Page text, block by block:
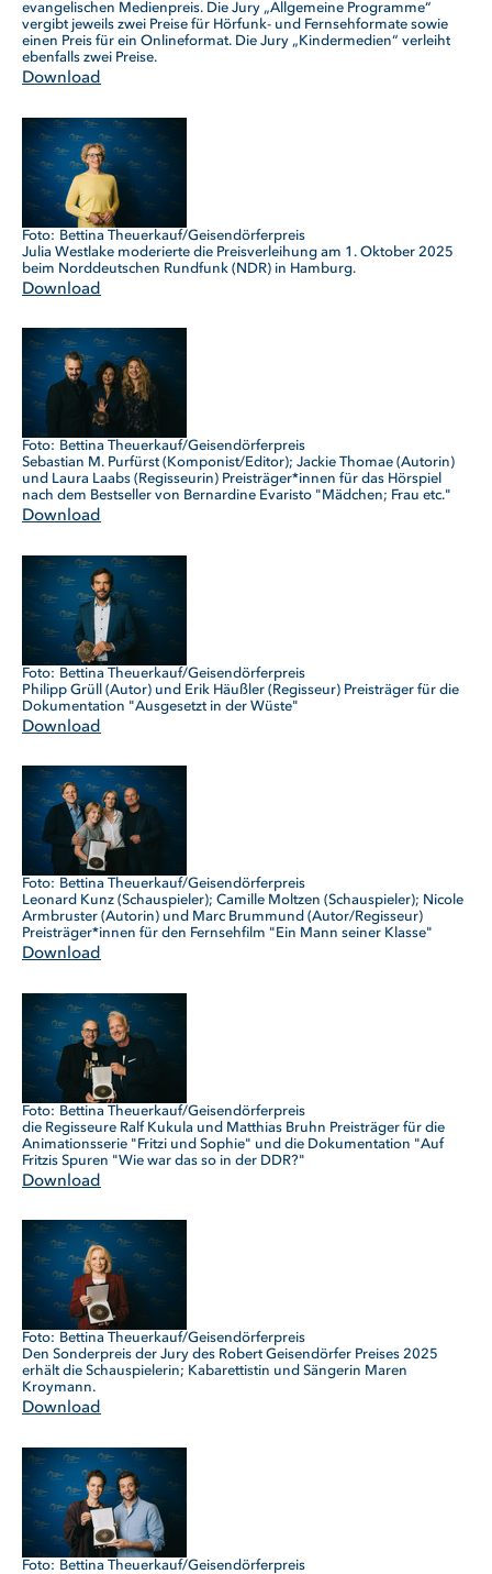
evangelischen Medienpreis. Die Jury „Allgemeine Programme“
vergibt jeweils zwei Preise für Hörfunk- und Fernsehformate sowie
einen Preis für ein Onlineformat. Die Jury „Kindermedien“ verleiht
ebenfalls zwei Preise.
Download
Bettina Theuerkauf/Geisendörferpreis
Julia Westlake moderierte die Preisverleihung am 1. Oktober 2025
beim Norddeutschen Rundfunk (NDR) in Hamburg.
Download
Bettina Theuerkauf/Geisendörferpreis
Sebastian M. Purfürst (Komponist/Editor); Jackie Thomae (Autorin)
und Laura Laabs (Regisseurin) Preisträger*innen für das Hörspiel
nach dem Bestseller von Bernardine Evaristo "Mädchen; Frau etc."
Download
Bettina Theuerkauf/Geisendörferpreis
Philipp Grüll (Autor) und Erik Häußler (Regisseur) Preisträger für die
Dokumentation "Ausgesetzt in der Wüste"
Download
Bettina Theuerkauf/Geisendörferpreis
Leonard Kunz (Schauspieler); Camille Moltzen (Schauspieler); Nicole
Armbruster (Autorin) und Marc Brummund (Autor/Regisseur)
Preisträger*innen für den Fernsehfilm "Ein Mann seiner Klasse"
Download
Bettina Theuerkauf/Geisendörferpreis
die Regisseure Ralf Kukula und Matthias Bruhn Preisträger für die
Animationsserie "Fritzi und Sophie" und die Dokumentation "Auf
Fritzis Spuren "Wie war das so in der DDR?"
Download
Bettina Theuerkauf/Geisendörferpreis
Den Sonderpreis der Jury des Robert Geisendörfer Preises 2025
erhält die Schauspielerin; Kabarettistin und Sängerin Maren
Kroymann.
Download
Bettina Theuerkauf/Geisendörferpreis